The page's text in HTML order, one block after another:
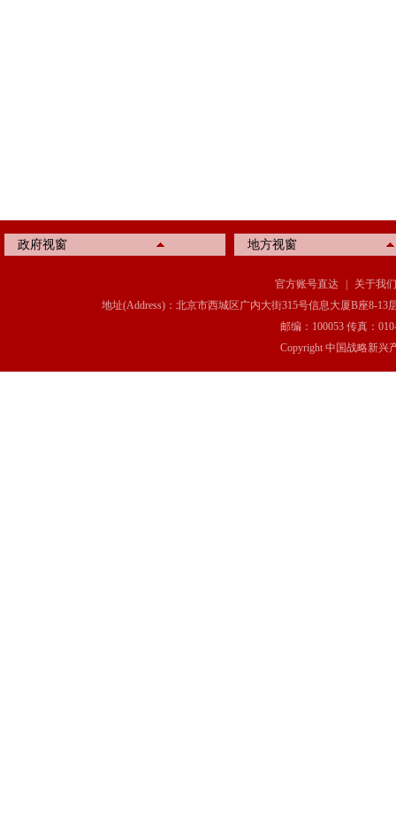
政府视窗 地方视窗
官方账号直达
关于我们
地址(Address)：北京市西城区广内大街315号信息大厦B座8-13
邮编：100053 传真：
Copyright 中国战略新兴